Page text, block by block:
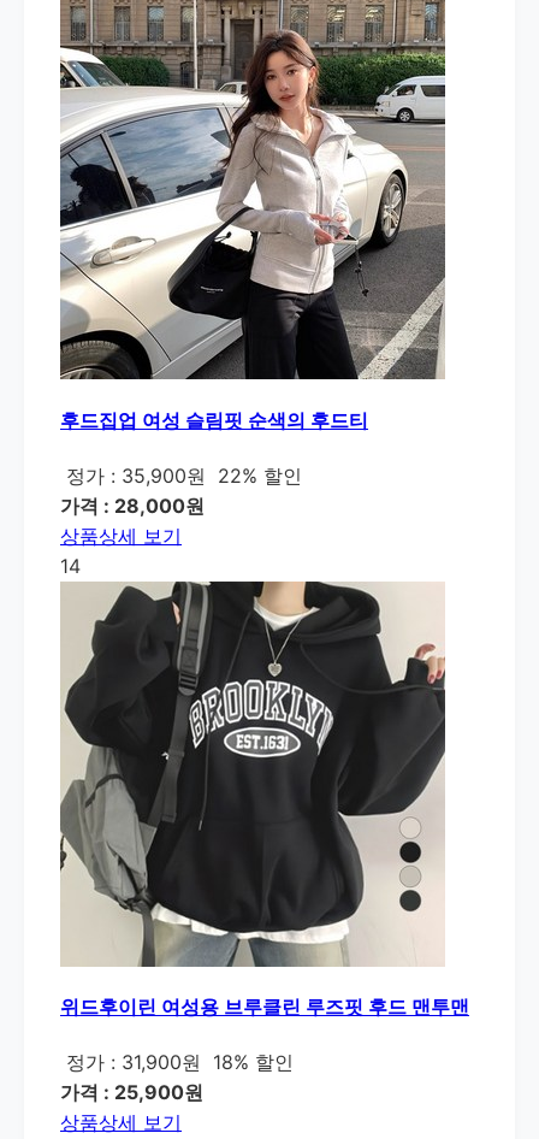
후드집업 여성 슬림핏 순색의 후드티
정가 : 35,900원
22% 할인
가격 : 28,000원
상품상세 보기
14
위드후이린 여성용 브루클린 루즈핏 후드 맨투맨
정가 : 31,900원
18% 할인
가격 : 25,900원
상품상세 보기